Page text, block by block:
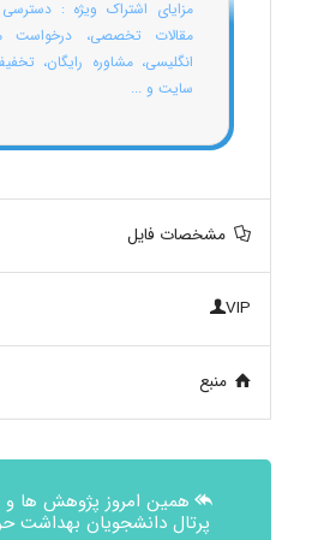
مزایای اشتراک ویژه :
مقالات تخصصی، درخواست
انگلیسی، مشاوره رایگان،
سایت و ...
مشخصات فایل
VIP
منبع
همین امروز پژوهش ها و
پرتال دانشجویان بهداشت